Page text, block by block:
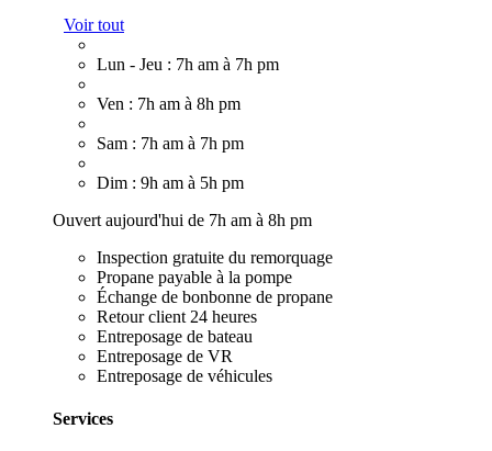
Voir tout
Lun - Jeu : 7h am à 7h pm
Ven : 7h am à 8h pm
Sam : 7h am à 7h pm
Dim : 9h am à 5h pm
Ouvert aujourd'hui de 7h am à 8h pm
Inspection gratuite du remorquage
Propane payable à la pompe
Échange de bonbonne de propane
Retour client 24 heures
Entreposage de bateau
Entreposage de VR
Entreposage de véhicules
Services